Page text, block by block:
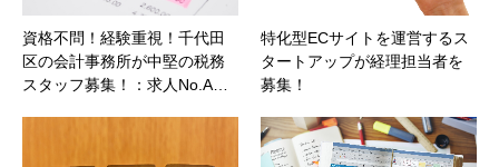
資格不問！経験重視！千代田
区の会計事務所が中堅の税務
スタッフ募集！：求人No.A…
特化型ECサイトを運営するス
タートアップが経理担当者を
募集！